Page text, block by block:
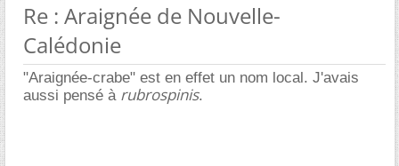
Re : Araignée de Nouvelle-
Calédonie
"Araignée-crabe" est en effet un nom local. J'avais
aussi pensé à rubrospinis.